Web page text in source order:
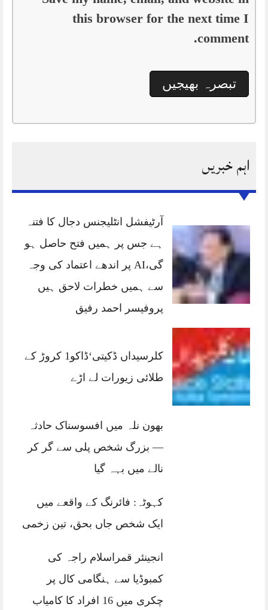
this browser for the next time I
comment.
اہم خبریں
آرٹیفشل انٹلیجنس دجال کا فتنہ
ہے جس پر ہمیں فتح حاصل ہو
گی،AI پر اندھے اعتماد کی وجہ
سے ہمیں خطرات لاحق ہیں
پروفیسر احمد رفیق
کلرسیداں ڈکیتی‘ڈاکو1 کروڑ کے
طلائی زیورات لے اڑے
بھون نلہ میں افسوسناک حادثہ
— بزرگ شخص پلی سے گر کر
نالے میں بہہ گیا
کہوٹہ: فائرنگ کے واقعے میں
ایک شخص جاں بحق، تین زخمی
انجینئر قمراسلام راجہ کی
کمبوڈیا سے ہنگامی کال پر
چکری میں 16 افراد کا کامیاب